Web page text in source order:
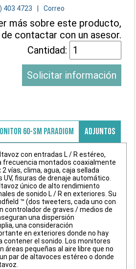
403 4723 Correo
más sobre este producto,
contactar con un asesor.
Cantidad:
Solicitar información
60-SM PARADIGM ADJUNTOS
con entradas L / R estéreo,
frecuencia montados coaxialmente
vías, clima, agua, caja sellada
fisuras de drenaje automático.
único de alto rendimiento
de sonido L / R en exteriores. Su
™ (dos tweeters, cada uno con
controlador de graves / medios de
una dispersión
una consideración
en exteriores donde no hay
contener el sonido. Los monitores
áreas pequeñas al aire libre que no
par de altavoces estéreo o donde